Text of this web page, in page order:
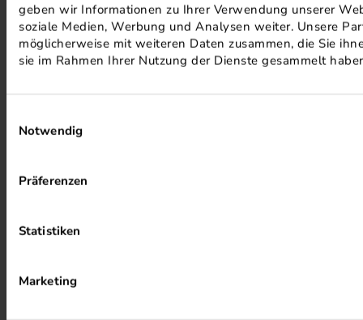
geben wir Informationen zu Ihrer Verwendung unserer
soziale Medien, Werbung und Analysen weiter. Unsere
möglicherweise mit weiteren Daten zusammen, die Sie
sie im Rahmen Ihrer Nutzung der Dienste gesammelt
Notwendig
Präferenzen
Statistiken
Marketing